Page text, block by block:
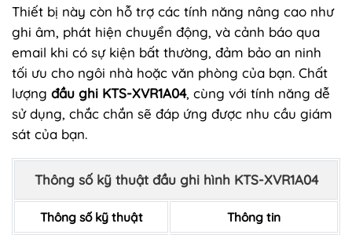
Thiết bị này còn hỗ trợ các tính năng nâng cao như
ghi âm, phát hiện chuyển động, và cảnh báo qua
email khi có sự kiện bất thường, đảm bảo an ninh
tối ưu cho ngôi nhà hoặc văn phòng của bạn. Chất
lượng đầu ghi KTS-XVR1A04, cùng với tính năng dễ
sử dụng, chắc chắn sẽ đáp ứng được nhu cầu giám
sát của bạn.
Thông số kỹ thuật đầu ghi hình KTS-XVR1A04
Thông số kỹ thuật Thông tin